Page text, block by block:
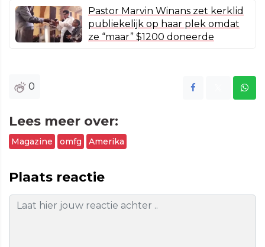
Pastor Marvin Winans zet kerklid
publiekelijk op haar plek omdat
ze “maar” $1200 doneerde
0
Lees meer over:
Magazine omfg Amerika
Plaats reactie